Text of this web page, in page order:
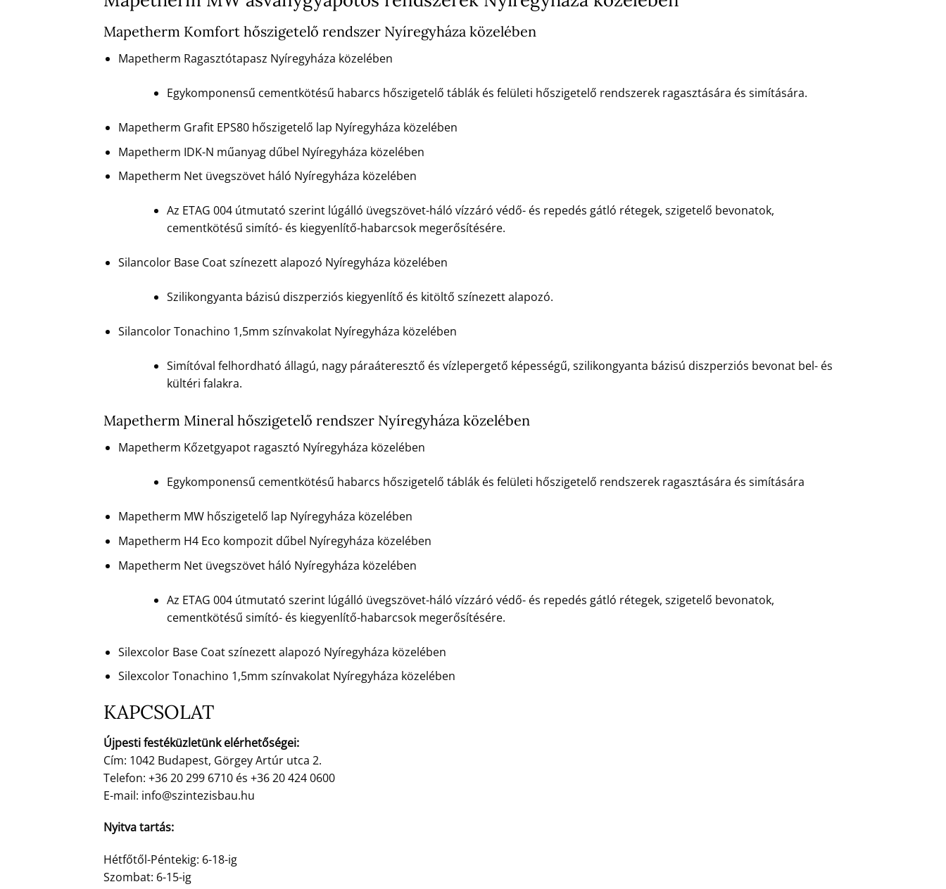
Mapetherm Komfort hőszigetelő rendszer Nyíregyháza közelében
Mapetherm Ragasztótapasz Nyíregyháza közelében
Egykomponensű cementkötésű habarcs hőszigetelő táblák és felületi hőszigetelő rendszerek ragasztására és simítására.
Mapetherm Grafit EPS80 hőszigetelő lap Nyíregyháza közelében
Mapetherm IDK-N műanyag dűbel Nyíregyháza közelében
Mapetherm Net üvegszövet háló Nyíregyháza közelében
Az ETAG 004 útmutató szerint lúgálló üvegszövet-háló vízzáró védő- és repedés gátló rétegek, szigetelő bevonatok,
cementkötésű simító- és kiegyenlítő-habarcsok megerősítésére.
Silancolor Base Coat színezett alapozó Nyíregyháza közelében
Szilikongyanta bázisú diszperziós kiegyenlítő és kitöltő színezett alapozó.
Silancolor Tonachino 1,5mm színvakolat Nyíregyháza közelében
Simítóval felhordható állagú, nagy páraáteresztő és vízlepergető képességű, szilikongyanta bázisú diszperziós bevonat bel- és
kültéri falakra.
Mapetherm Mineral hőszigetelő rendszer Nyíregyháza közelében
Mapetherm Kőzetgyapot ragasztó Nyíregyháza közelében
Egykomponensű cementkötésű habarcs hőszigetelő táblák és felületi hőszigetelő rendszerek ragasztására és simítására
Mapetherm MW hőszigetelő lap Nyíregyháza közelében
Mapetherm H4 Eco kompozit dűbel Nyíregyháza közelében
Mapetherm Net üvegszövet háló Nyíregyháza közelében
Az ETAG 004 útmutató szerint lúgálló üvegszövet-háló vízzáró védő- és repedés gátló rétegek, szigetelő bevonatok,
cementkötésű simító- és kiegyenlítő-habarcsok megerősítésére.
Silexcolor Base Coat színezett alapozó Nyíregyháza közelében
Silexcolor Tonachino 1,5mm színvakolat Nyíregyháza közelében
KAPCSOLAT
Újpesti festéküzletünk elérhetőségei:
Cím: 1042 Budapest, Görgey Artúr utca 2.
Telefon: +36 20 299 6710 és +36 20 424 0600
E-mail: info@szintezisbau.hu
Nyitva tartás:
Hétfőtől-Péntekig: 6-18-ig
Szombat: 6-15-ig